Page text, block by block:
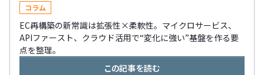
コラム
EC再構築の新常識は拡張性×柔軟性。マイクロサービス、
APIファースト、クラウド活用で“変化に強い”基盤を作る要
点を整理。
この記事を読む